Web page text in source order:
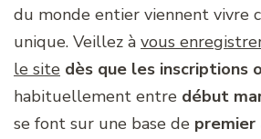
du monde entier viennent vivre
unique. Veillez à vous
le site dès que les inscriptions
habituellement entre début
se font sur une base de premier